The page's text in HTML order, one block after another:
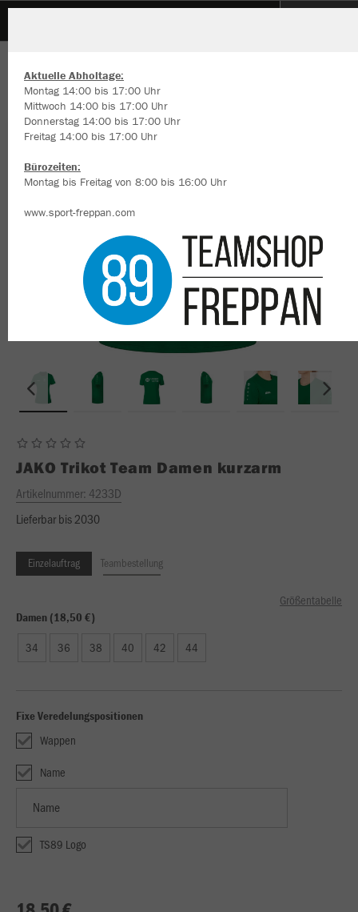
JAKO Trikot Team Damen kurzarm
Artikelnummer: 4233D
Lieferbar bis 2030
Einzelauftrag Teambestellung
Größentabelle
Damen (18,50 €)
34 36 38 40 42 44
Fixe Veredelungspositionen
Wappen
Name
TS89 Logo
Aktuelle Abholtage:
Montag 14:00 bis 17:00 Uhr
Mittwoch 14:00 bis 17:00 Uhr
Donnerstag 14:00 bis 17:00 Uhr
Freitag 14:00 bis 17:00 Uhr
Bürozeiten:
Montag bis Freitag von 8:00 bis 16:00 Uhr
www.sport-freppan.com
Wir verwenden Cookies
Inhalte anzeigen und unsere Website verbessern. Weitere
zu den Cookies findest Du in den Einstellungen.
Alle ablehnen
mehr Infos
Datenschutz
Impressum